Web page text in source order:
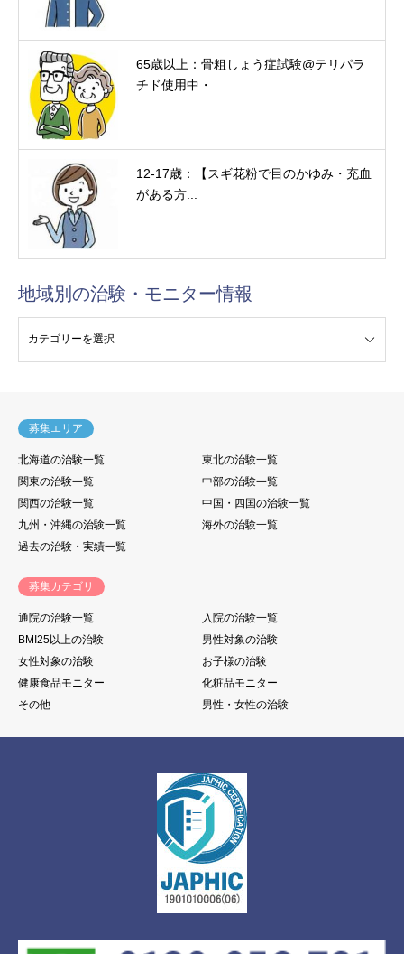
65歳以上：骨粗しょう症試験@テリパラ
チド使用中・...
12-17歳：【スギ花粉で目のかゆみ・充血
がある方...
地域別の治験・モニター情報
募集エリア
北海道の治験一覧
東北の治験一覧
関東の治験一覧
中部の治験一覧
関西の治験一覧
中国・四国の治験一覧
九州・沖縄の治験一覧
海外の治験一覧
過去の治験・実績一覧
募集カテゴリ
通院の治験一覧
入院の治験一覧
BMI25以上の治験
男性対象の治験
女性対象の治験
お子様の治験
健康食品モニター
化粧品モニター
その他
男性・女性の治験